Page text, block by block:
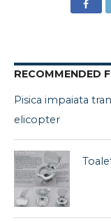
RECOMMENDED
Pisica impaiata
elicopter